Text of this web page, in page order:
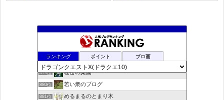
ランキング ポイント ブロ画
夢路電信草紙
878位 ドラクエＸプラス
879位 秘密の楽園
880位 若い衆のブログ
881位 めるまるのとまり木